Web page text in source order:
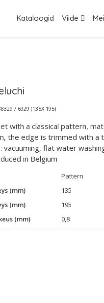
Kataloogid Viide
/ 6929 (135X 195)
with a classical pattern,
the edge is trimmed with a
vacuuming, flat water
in Belgium
Pattern
(mm)
135
(mm)
195
(mm)
0,8